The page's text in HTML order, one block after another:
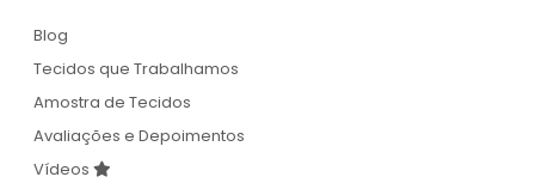
Blog
Tecidos que Trabalhamos
Amostra de Tecidos
Avaliações e Depoimentos
Vídeos